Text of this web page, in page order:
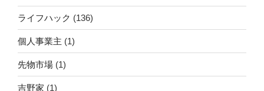
ライフハック (136)
個人事業主 (1)
先物市場 (1)
吉野家 (1)